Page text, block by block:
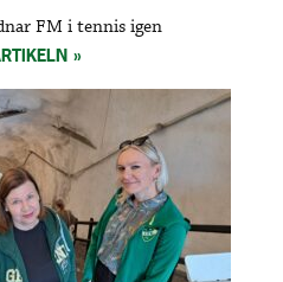
FM i tennis igen